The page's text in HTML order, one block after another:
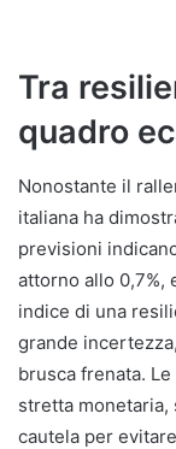
Tra
quadro
Nonostante il
italiana ha
previsioni
attorno allo 0,7%,
indice di una
grande
brusca frenata.
stretta monetaria,
cautela per